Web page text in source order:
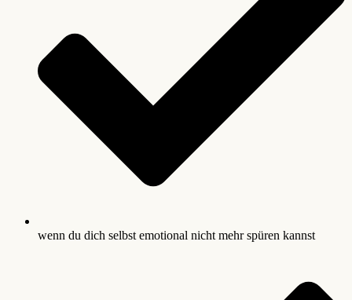
wenn du dich selbst emotional nicht mehr spüren kannst